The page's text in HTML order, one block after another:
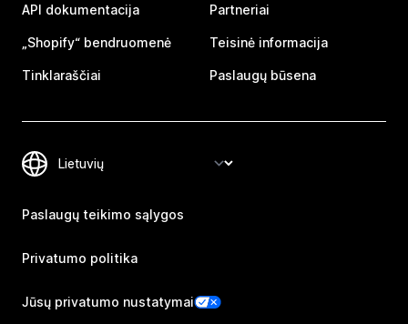
API dokumentacija
„Shopify“ bendruomenė
Tinklaraščiai
Partneriai
Teisinė informacija
Paslaugų būsena
Paslaugų teikimo sąlygos
Privatumo politika
Jūsų privatumo nustatymai